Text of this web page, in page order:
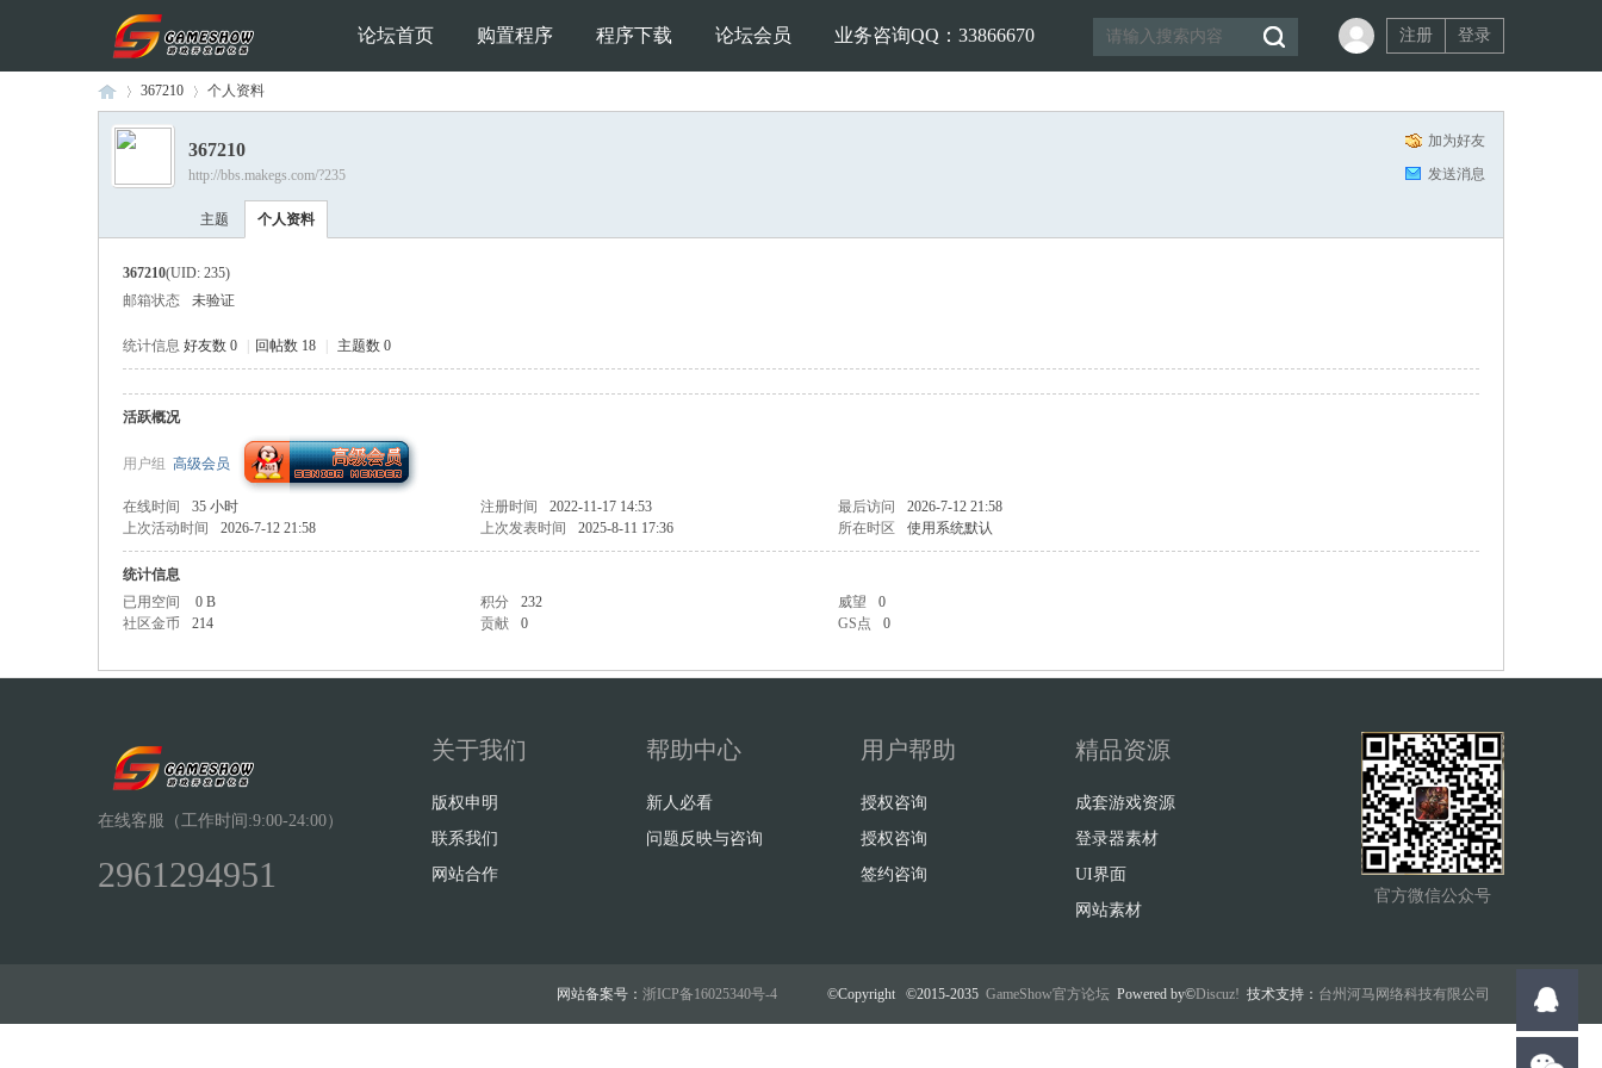
论坛首页 购置程序 程序下载 论坛会员 业务咨询QQ：33866670 注册 登录
Sh
›
367210 个人资料
加为好友
发送消息
367210
http://bbs.makegs.com/?235
主题 个人资料
367210(UID: 235)
邮箱状态
未验证
统计信息 好友数 0 回帖数 18 主题数 0
活跃概况
用户组 高级会员
在线时间 35 小时 注册时间 2022-11-17 14:53 最后访问
2026-7-12 21:58
上次活动时间
2026-7-12 21:58 上次发表时间 2025-8-11 17:36 所在时区 使用系统默认
统计信息
已用空间
0 B 积分 232 威望
0
社区金币
214 贡献 0 GS点 0
在线客服（工作时间:9:00-24:00）
2961294951
关于我们
版权申明
联系我们
网站合作
帮助中心
新人必看
问题反映与咨询
用户帮助
授权咨询
授权咨询
签约咨询
精品资源
成套游戏资源
登录器素材
UI界面
网站素材
官方微信公众号
网站备案号： 浙ICP备16025340号-4 ©Copyright ©2015-2035 GameShow官方论坛 Powered by©Discuz! 技术支持： 台州河马网络科技有限公司